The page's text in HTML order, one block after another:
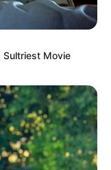
Electric Bill
Sultriest Movie